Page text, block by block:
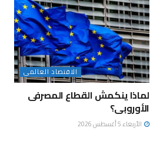
الاقتصاد العالمى
لماذا ينكمش القطاع المصرفى
الأوروبى؟
الأربعاء 5 أغسطس 2026